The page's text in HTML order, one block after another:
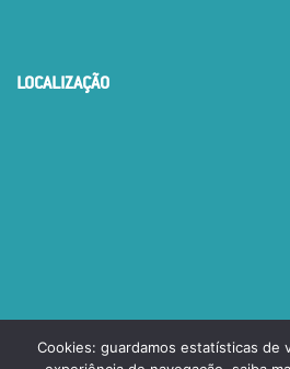
LOCALIZAÇÃO
Cookies: guardamos estatísticas de